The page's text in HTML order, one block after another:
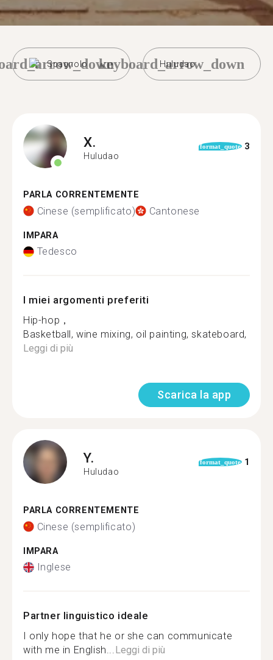
Spagnolo Huludao
keyboard_arrow_down
X.
Huludao
format_quote 3
PARLA CORRENTEMENTE
Cinese (semplificato) Cantonese
IMPARA
Tedesco
I miei argomenti preferiti
Hip-hop，
Basketball, wine mixing, oil painting, skateboard, all
Leggi di più
Scarica la app
Y.
Huludao
format_quote 1
PARLA CORRENTEMENTE
Cinese (semplificato)
IMPARA
Inglese
Partner linguistico ideale
I only hope that he or she can communicate
with me in English...Leggi di più